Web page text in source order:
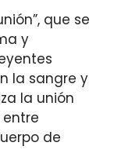
que se
y
la sangre y
la unión
de